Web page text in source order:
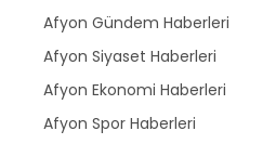
Afyon Gündem Haberleri
Afyon Siyaset Haberleri
Afyon Ekonomi Haberleri
Afyon Spor Haberleri